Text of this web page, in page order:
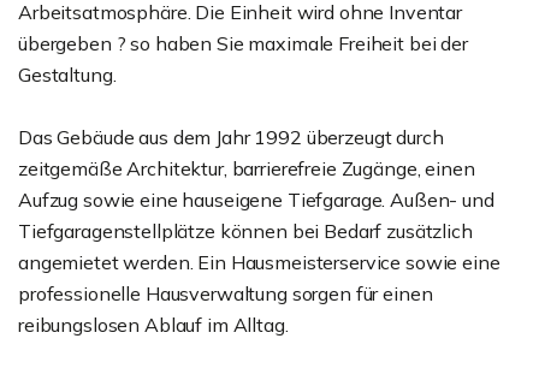
Arbeitsatmosphäre. Die Einheit wird ohne Inventar
übergeben ? so haben Sie maximale Freiheit bei der
Gestaltung.
Das Gebäude aus dem Jahr 1992 überzeugt durch
zeitgemäße Architektur, barrierefreie Zugänge, einen
Aufzug sowie eine hauseigene Tiefgarage. Außen- und
Tiefgaragenstellplätze können bei Bedarf zusätzlich
angemietet werden. Ein Hausmeisterservice sowie eine
professionelle Hausverwaltung sorgen für einen
reibungslosen Ablauf im Alltag.